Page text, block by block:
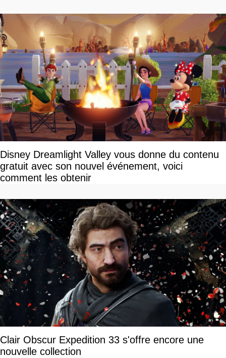
Disney Dreamlight Valley vous donne du contenu
gratuit avec son nouvel événement, voici
comment les obtenir
Clair Obscur Expedition 33 s'offre encore une
nouvelle collection